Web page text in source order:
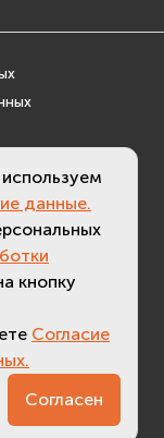
- 3.7)
данные.
кнопку
Согласие
Согласен